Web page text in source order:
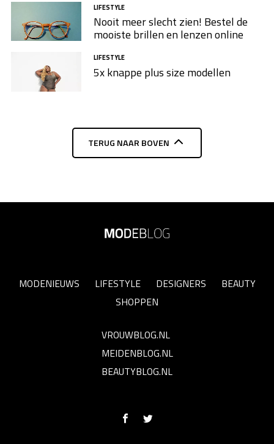
LIFESTYLE
Nooit meer slecht zien! Bestel de
mooiste brillen en lenzen online
LIFESTYLE
5x knappe plus size modellen​
TERUG NAAR BOVEN
MODENIEUWS LIFESTYLE DESIGNERS
BEAUTY
SHOPPEN
VROUWBLOG.NL
MEIDENBLOG.NL
BEAUTYBLOG.NL